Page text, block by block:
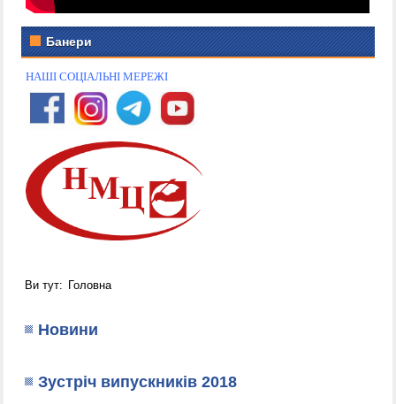
Банери
НАШІ СОЦІАЛЬНІ МЕРЕЖІ
Ви тут: Головна
Новини
Зустріч випускників 2018